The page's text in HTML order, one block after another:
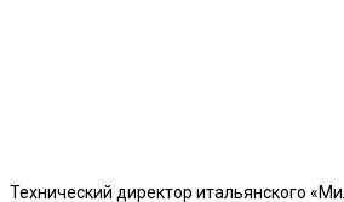
Технический директор итальянского